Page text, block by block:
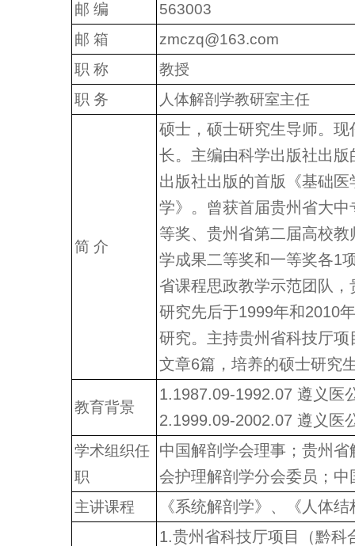
邮 编
563003
邮 箱
zmczq@163.com
职 称
教授
职 务
人体解剖学教研室主任
简 介
硕士，硕士研究生导师。
长。主编由科学出版社出
出版社出版的首版《基础
学》。曾获首届贵州省大
等奖、贵州省第二届高校
学成果二等奖和一等奖各1
省课程思政教学示范团队
研究先后于1999年和2010
研究。主持贵州省科技厅
文章6篇，培养的硕士研究
教育背景
1.1987.09-1992.07 遵义医
2.1999.09-2002.07 遵义医
学术组织任
职
中国解剖学会理事；贵州
会护理解剖学分会委员；
主讲课程 《系统解剖学》、《人体
1.贵州省科技厅项目（黔科